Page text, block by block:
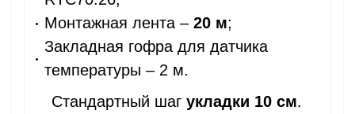
Монтажная лента –20 м;
Закладная гофра для датчика
температуры – 2 м.
Стандартный шаг укладки 10 см.